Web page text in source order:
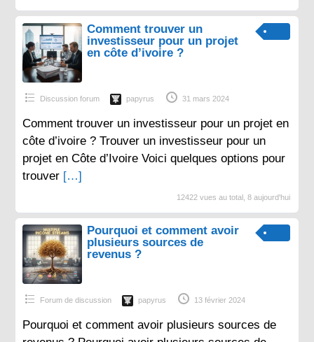
Comment trouver un
investisseur pour un projet
en côte d’ivoire ?
Discussion forum papyrus 31 mars 2024
Comment trouver un investisseur pour un projet en
côte d’ivoire ? Trouver un investisseur pour un
projet en Côte d’Ivoire Voici quelques options pour
trouver […]
12422 vues au total, 8 aujourd'hui
Pourquoi et comment avoir
plusieurs sources de
revenus ?
Forum de discussion papyrus 13 février 2024
Pourquoi et comment avoir plusieurs sources de